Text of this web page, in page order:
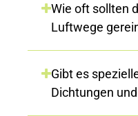
Wie oft sollten
Luftwege
Gibt es
Dichtungen